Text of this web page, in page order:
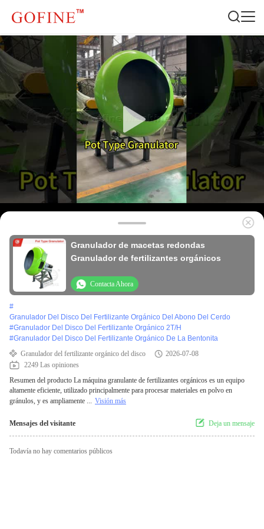
Granulador de macetas redondas
Granulador de fertilizantes orgánicos
Contacta Ahora
#
Granulador Del Disco Del Fertilizante Orgánico Del Abono Del Cerdo
#Granulador Del Disco Del Fertilizante Orgánico 2T/H
#Granulador Del Disco Del Fertilizante Orgánico De La Bentonita
Granulador del fertilizante orgánico del disco
2026-07-08
2249 Las opiniones
Resumen del producto La máquina granulante de fertilizantes orgánicos es un equipo
altamente eficiente, utilizado principalmente para procesar materiales en polvo en
gránulos, y es ampliamente ... Visión más
Mensajes del visitante Deja un mensaje
Todavía no hay comentarios públicos